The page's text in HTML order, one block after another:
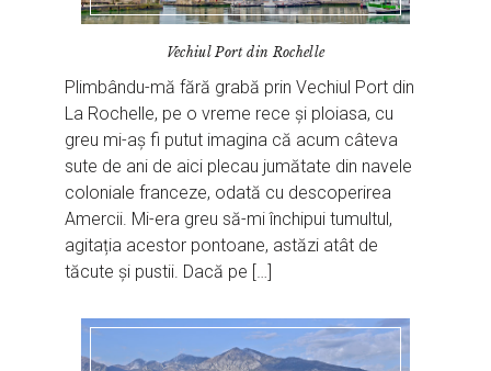
Vechiul Port din Rochelle
Plimbându-mă fără grabă prin Vechiul Port din
La Rochelle, pe o vreme rece și ploiasa, cu
greu mi-aș fi putut imagina că acum câteva
sute de ani de aici plecau jumătate din navele
coloniale franceze, odată cu descoperirea
Amercii. Mi-era greu să-mi închipui tumultul,
agitația acestor pontoane, astăzi atât de
tăcute și pustii. Dacă pe […]